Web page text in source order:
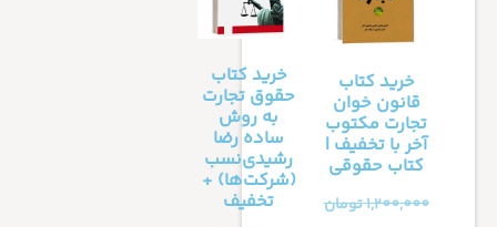
خرید کتاب
قانون خوان
تجارت مکتوب
آخر با تخفیف |
کتاب حقوقی
1,200,000تومان
خرید کتاب
حقوق تجارت
به روش
ساده رضا
رشیدی‌نسب
(شرکت‌ها) +
تخفیف